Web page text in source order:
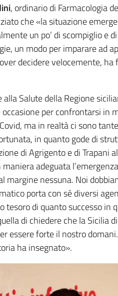
, ordinario di Farmacologia
che «la situazione
un po’ di scompiglio e
un modo per imparare ad
decidere velocemente,
alla Salute della Regione
per confrontarsi
ma in realtà ci sono
in quanto gode di
di Agrigento e di Trapani
adeguata
margine nessuna. Noi
porta con sé diversi
di quanto successo in
di chiedere che la Sicilia
essere forte il nostro
ha insegnato».